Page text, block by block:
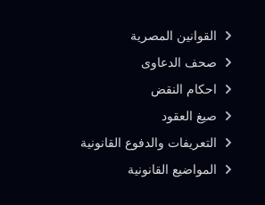
القوانين المصرية
صحف الدعاوى
احكام النقض
صيغ العقود
التعريفات والدفوع القانونية
المواضيع القانونية